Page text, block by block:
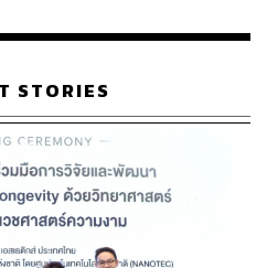
STORIES